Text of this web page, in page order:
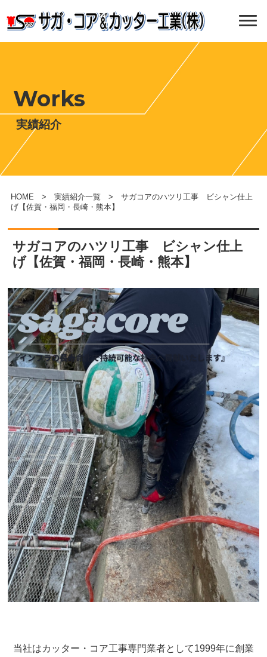
Works
実績紹介
HOME > 実績紹介一覧 > サガコアのハツリ工事 ビシャン仕上
げ【佐賀・福岡・長崎・熊本】
サガコアのハツリ工事 ビシャン仕上
げ【佐賀・福岡・長崎・熊本】
当社はカッター・コア工事専門業者として1999年に創業